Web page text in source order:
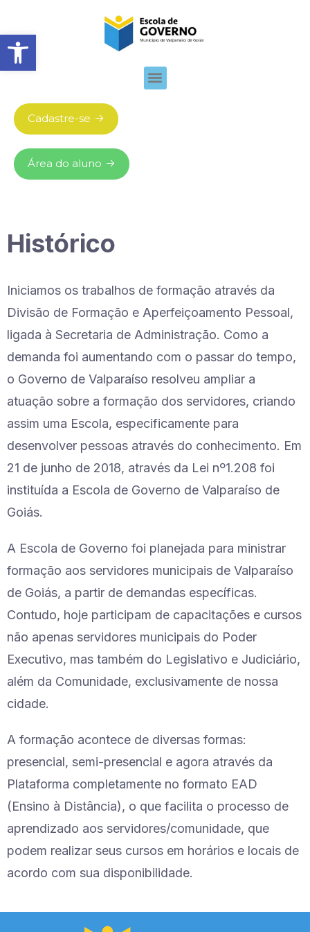
Abrir barra de ferramentas
Cadastre-se
Área do aluno
Histórico
Iniciamos os trabalhos de formação através da
Divisão de Formação e Aperfeiçoamento Pessoal,
ligada à Secretaria de Administração. Como a
demanda foi aumentando com o passar do tempo,
o Governo de Valparaíso resolveu ampliar a
atuação sobre a formação dos servidores, criando
assim uma Escola, especificamente para
desenvolver pessoas através do conhecimento. Em
21 de junho de 2018, através da Lei nº1.208 foi
instituída a Escola de Governo de Valparaíso de
Goiás.
A Escola de Governo foi planejada para ministrar
formação aos servidores municipais de Valparaíso
de Goiás, a partir de demandas específicas.
Contudo, hoje participam de capacitações e cursos
não apenas servidores municipais do Poder
Executivo, mas também do Legislativo e Judiciário,
além da Comunidade, exclusivamente de nossa
cidade.
A formação acontece de diversas formas:
presencial, semi-presencial e agora através da
Plataforma completamente no formato EAD
(Ensino à Distância), o que facilita o processo de
aprendizado aos servidores/comunidade, que
podem realizar seus cursos em horários e locais de
acordo com sua disponibilidade.